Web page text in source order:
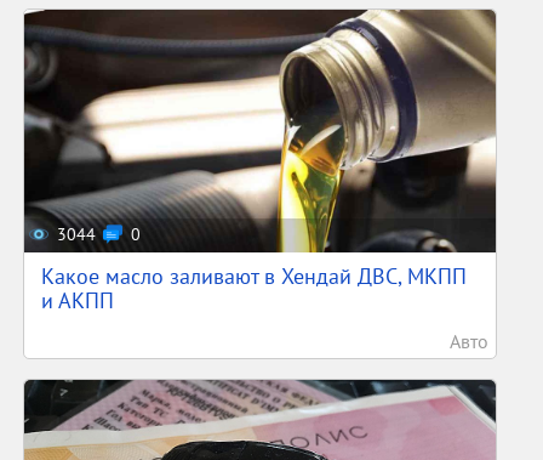
3044 0
Какое масло заливают в Хендай ДВС, МКПП
и АКПП
Авто